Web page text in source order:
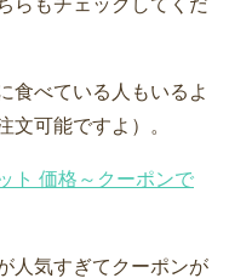
らもチェックしてくだ
食べている人もいるよ
文可能ですよ）。
ト 価格～クーポンで
人気すぎてクーポンが